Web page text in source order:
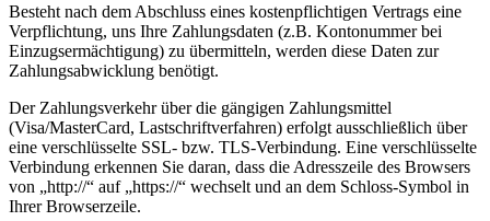
Besteht nach dem Abschluss eines kostenpflichtigen Vertrags eine
Verpflichtung, uns Ihre Zahlungsdaten (z.B. Kontonummer bei
Einzugsermächtigung) zu übermitteln, werden diese Daten zur
Zahlungsabwicklung benötigt.
Der Zahlungsverkehr über die gängigen Zahlungsmittel
(Visa/MasterCard, Lastschriftverfahren) erfolgt ausschließlich über
eine verschlüsselte SSL- bzw. TLS-Verbindung. Eine verschlüsselte
Verbindung erkennen Sie daran, dass die Adresszeile des Browsers
von „http://“ auf „https://“ wechselt und an dem Schloss-Symbol in
Ihrer Browserzeile.